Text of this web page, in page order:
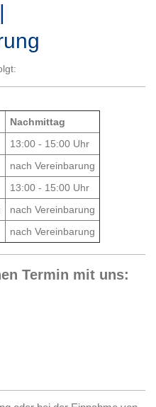
Nachmittag
13:00 - 15:00 Uhr
nach Vereinbarung
13:00 - 15:00 Uhr
nach Vereinbarung
nach Vereinbarung
Termin mit uns: